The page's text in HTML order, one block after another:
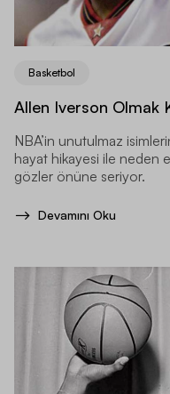
Basketbol
Allen Iverson Olmak
NBA’in unutulmaz
hayat hikayesi ile neden
gözler önüne seriyor.
Devamını Oku